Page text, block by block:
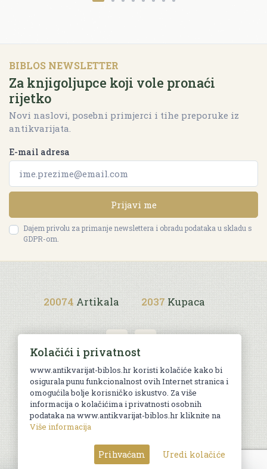
BIBLOS NEWSLETTER
Za knjigoljupce koji vole pronaći
rijetko
Novi naslovi, posebni primjerci i tihe preporuke iz
antikvarijata.
E-mail adresa
Prijavi me
Dajem privolu za primanje newslettera i obradu podataka u skladu s
GDPR-om.
20074 Artikala 2037 Kupaca
Uvjeti kupnje
© Sva prava pridržana. Web by
Kolačići i privatnost
www.antikvarijat-biblos.hr koristi kolačiće kako bi
osigurala punu funkcionalnost ovih Internet stranica i
omogućila bolje korisničko iskustvo. Za više
informacija o kolačićima i privatnosti osobnih
podataka na www.antikvarijat-biblos.hr kliknite na
Više informacija
Prihvaćam Uredi kolačiće